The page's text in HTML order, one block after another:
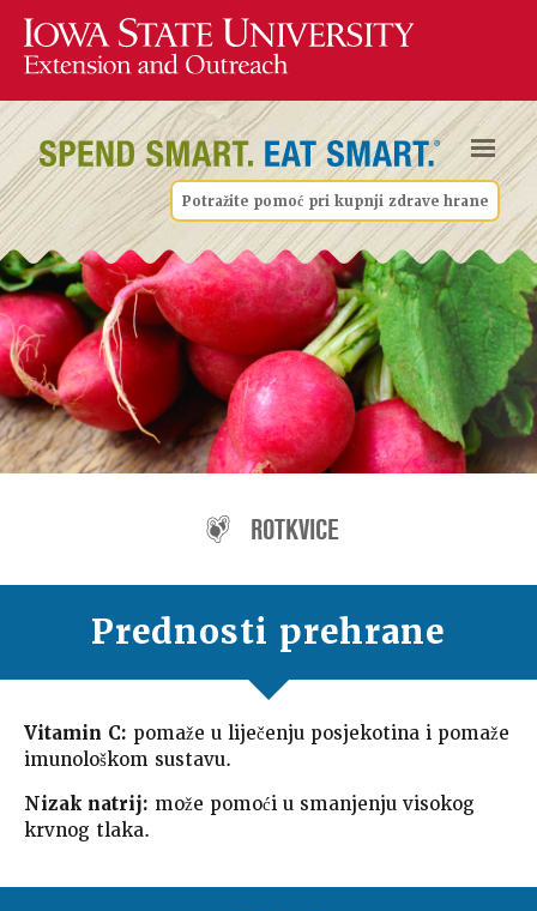
Potražite pomoć pri kupnji zdrave hrane
ROTKVICE
Prednosti prehrane
Vitamin C: pomaže u liječenju posjekotina i pomaže
imunološkom sustavu.
Nizak natrij: može pomoći u smanjenju visokog
krvnog tlaka.